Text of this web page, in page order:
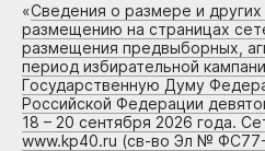
«Сведения о размере и других
размещению на страницах
размещения предвыборных,
период избирательной
Государственную Думу
Российской Федерации
18 – 20 сентября 2026 года.
www.kp40.ru (св-во Эл № ФС77-